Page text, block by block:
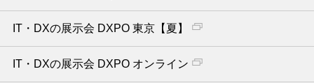
IT・DXの展示会 DXPO 東京【夏】
IT・DXの展示会 DXPO オンライン